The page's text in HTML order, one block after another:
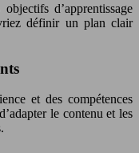
d’apprentissage
définir un plan clair
et des compétences
le contenu et les